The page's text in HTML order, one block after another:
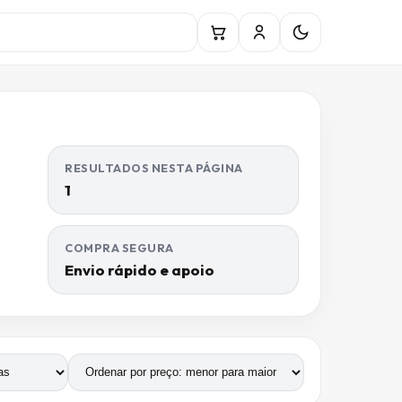
RESULTADOS NESTA PÁGINA
1
COMPRA SEGURA
Envio rápido e apoio